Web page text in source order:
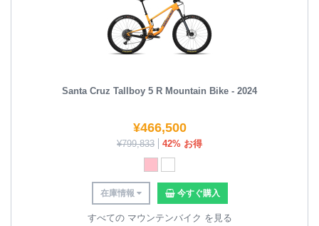
Santa Cruz Tallboy 5 R Mountain Bike - 2024
¥466,500
¥799,833 42% お得
在庫情報 今すぐ購入
すべての マウンテンバイク を見る